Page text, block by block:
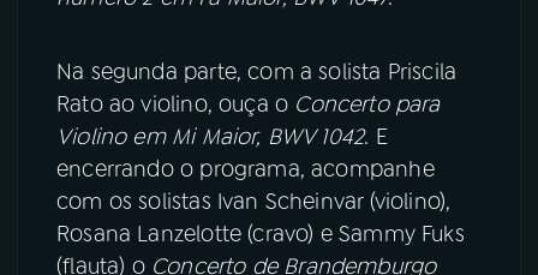
Na segunda parte, com a solista Priscila
Rato ao violino, ouça o Concerto para
Violino em Mi Maior, BWV 1042. E
encerrando o programa, acompanhe
com os solistas Ivan Scheinvar (violino),
Rosana Lanzelotte (cravo) e Sammy Fuks
(flauta) o Concerto de Brandemburgo